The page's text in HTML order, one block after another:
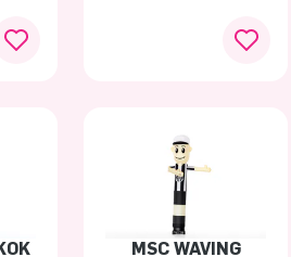
MSC WAVING